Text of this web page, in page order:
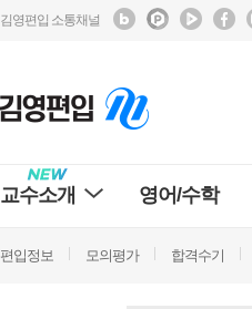
김영편입 소통채널
교수소개 영어/수학
편입정보 모의평가 합격수기